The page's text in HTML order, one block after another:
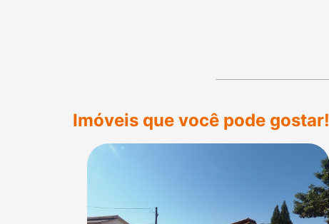
Imóveis que você pode gostar!